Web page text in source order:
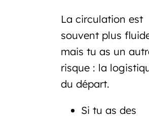
La circulation est
souvent plus
mais tu as un
risque : la
du départ.
Si tu as des